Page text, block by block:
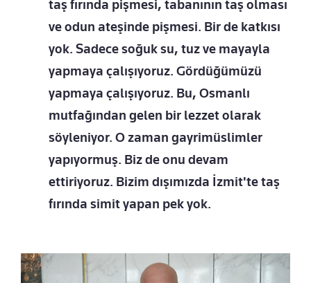
taş fırında pişmesi, tabanının taş olması
ve odun ateşinde pişmesi. Bir de katkısı
yok. Sadece soğuk su, tuz ve mayayla
yapmaya çalışıyoruz. Gördüğümüzü
yapmaya çalışıyoruz. Bu, Osmanlı
mutfağından gelen bir lezzet olarak
söyleniyor. O zaman gayrimüslimler
yapıyormuş. Biz de onu devam
ettiriyoruz. Bizim dışımızda İzmit'te taş
fırında simit yapan pek yok.